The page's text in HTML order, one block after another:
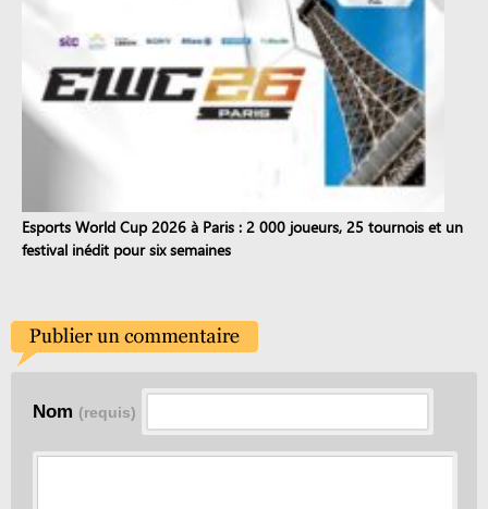
Esports World Cup 2026 à Paris : 2 000 joueurs, 25 tournois et un
festival inédit pour six semaines
Nom (requis)